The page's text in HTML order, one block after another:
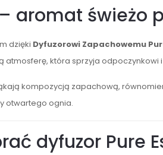
aromat
dzięki Dyfuzorowi Zapachowemu
atmosferę, która sprzyja odpoczynkowi
kompozycją zapachową,
otwartego ognia.
dyfuzor Pure